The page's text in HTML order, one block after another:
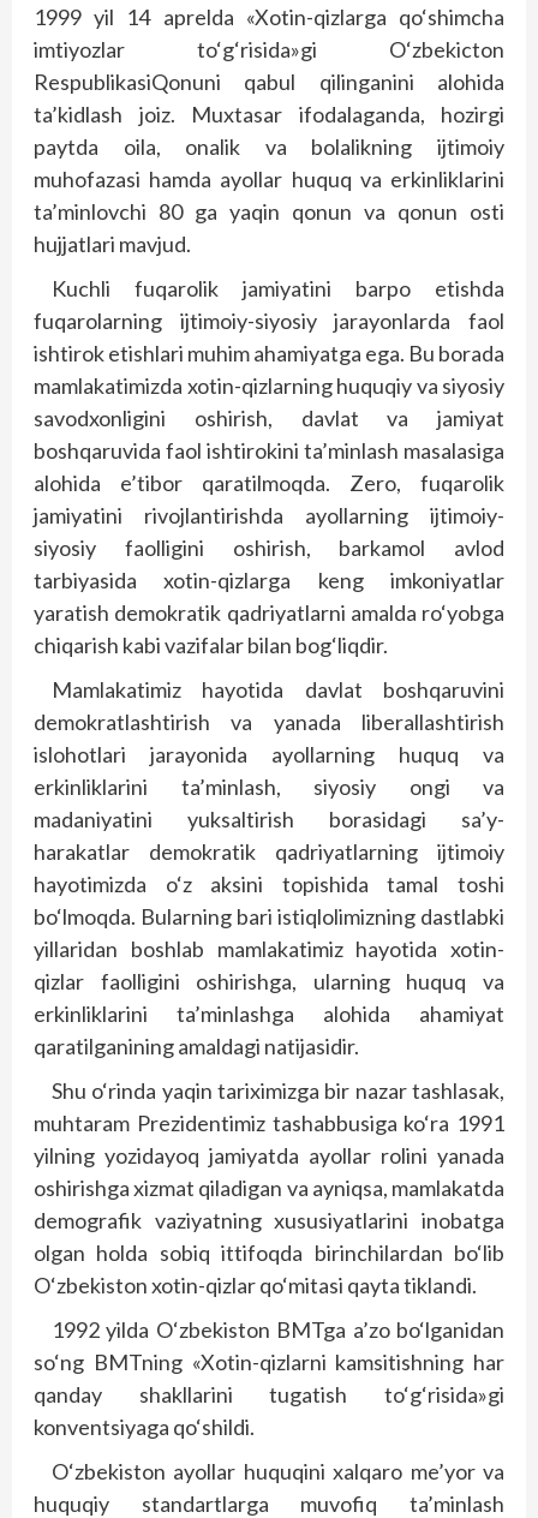
1999 yil 14 aprelda «Xotin-qizlarga qo‘shimcha
imtiyozlar to‘g‘risida»gi O‘zbekicton
RespublikasiQonuni qabul qilinganini alohida
ta’kidlash joiz. Muxtasar ifodalaganda, hozirgi
paytda oila, onalik va bolalikning ijtimoiy
muhofazasi hamda ayollar huquq va erkinliklarini
ta’minlovchi 80 ga yaqin qonun va qonun osti
hujjatlari mavjud.
Kuchli fuqarolik jamiyatini barpo etishda
fuqarolarning ijtimoiy-siyosiy jarayonlarda faol
ishtirok etishlari muhim ahamiyatga ega. Bu borada
mamlakatimizda xotin-qizlarning huquqiy va siyosiy
savodxonligini oshirish, davlat va jamiyat
boshqaruvida faol ishtirokini ta’minlash masalasiga
alohida e’tibor qaratilmoqda. Zero, fuqarolik
jamiyatini rivojlantirishda ayollarning ijtimoiy-
siyosiy faolligini oshirish, barkamol avlod
tarbiyasida xotin-qizlarga keng imkoniyatlar
yaratish demokratik qadriyatlarni amalda ro‘yobga
chiqarish kabi vazifalar bilan bog‘liqdir.
Mamlakatimiz hayotida davlat boshqaruvini
demokratlashtirish va yanada liberallashtirish
islohotlari jarayonida ayollarning huquq va
erkinliklarini ta’minlash, siyosiy ongi va
madaniyatini yuksaltirish borasidagi sa’y-
harakatlar demokratik qadriyatlarning ijtimoiy
hayotimizda o‘z aksini topishida tamal toshi
bo‘lmoqda. Bularning bari istiqlolimizning dastlabki
yillaridan boshlab mamlakatimiz hayotida xotin-
qizlar faolligini oshirishga, ularning huquq va
erkinliklarini ta’minlashga alohida ahamiyat
qaratilganining amaldagi natijasidir.
Shu o‘rinda yaqin tariximizga bir nazar tashlasak,
muhtaram Prezidentimiz tashabbusiga ko‘ra 1991
yilning yozidayoq jamiyatda ayollar rolini yanada
oshirishga xizmat qiladigan va ayniqsa, mamlakatda
demografik vaziyatning xususiyatlarini inobatga
olgan holda sobiq ittifoqda birinchilardan bo‘lib
O‘zbekiston xotin-qizlar qo‘mitasi qayta tiklandi.
1992 yilda O‘zbekiston BMTga a’zo bo‘lganidan
so‘ng BMTning «Xotin-qizlarni kamsitishning har
qanday shakllarini tugatish to‘g‘risida»gi
konventsiyaga qo‘shildi.
O‘zbekiston ayollar huquqini xalqaro me’yor va
huquqiy standartlarga muvofiq ta’minlash